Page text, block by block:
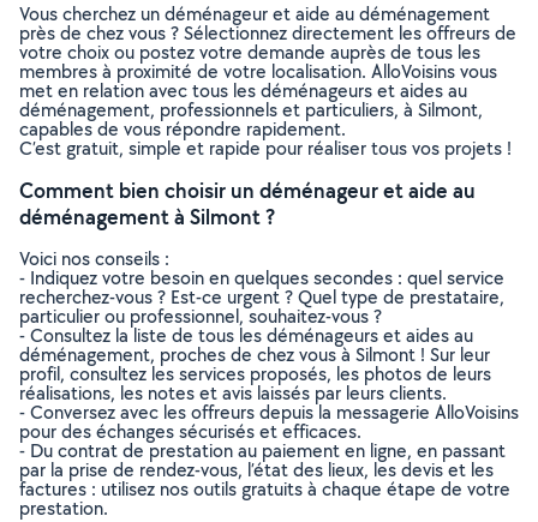
Vous cherchez un déménageur et aide au déménagement
près de chez vous ? Sélectionnez directement les offreurs de
votre choix ou postez votre demande auprès de tous les
membres à proximité de votre localisation. AlloVoisins vous
met en relation avec tous les déménageurs et aides au
déménagement, professionnels et particuliers, à Silmont,
capables de vous répondre rapidement.
C’est gratuit, simple et rapide pour réaliser tous vos projets !
Comment bien choisir un déménageur et aide au
déménagement à Silmont ?
Voici nos conseils :
- Indiquez votre besoin en quelques secondes : quel service
recherchez-vous ? Est-ce urgent ? Quel type de prestataire,
particulier ou professionnel, souhaitez-vous ?
- Consultez la liste de tous les déménageurs et aides au
déménagement, proches de chez vous à Silmont ! Sur leur
profil, consultez les services proposés, les photos de leurs
réalisations, les notes et avis laissés par leurs clients.
- Conversez avec les offreurs depuis la messagerie AlloVoisins
pour des échanges sécurisés et efficaces.
- Du contrat de prestation au paiement en ligne, en passant
par la prise de rendez-vous, l’état des lieux, les devis et les
factures : utilisez nos outils gratuits à chaque étape de votre
prestation.